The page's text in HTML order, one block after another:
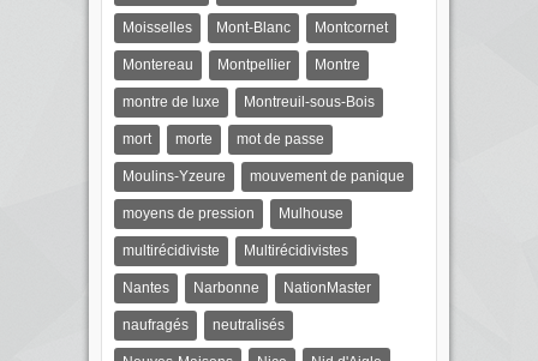
Moisselles Mont-Blanc Montcornet
Montereau Montpellier Montre
montre de luxe Montreuil-sous-Bois
mort morte mot de passe
Moulins-Yzeure mouvement de panique
moyens de pression Mulhouse
multirécidiviste Multirécidivistes
Nantes Narbonne NationMaster
naufragés neutralisés